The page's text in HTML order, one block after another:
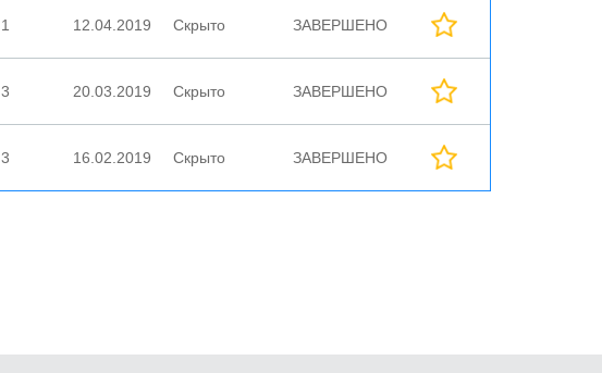
1 12.04.2019 Скрыто ЗАВЕРШЕНО
3 20.03.2019 Скрыто ЗАВЕРШЕНО
3 16.02.2019 Скрыто ЗАВЕРШЕНО